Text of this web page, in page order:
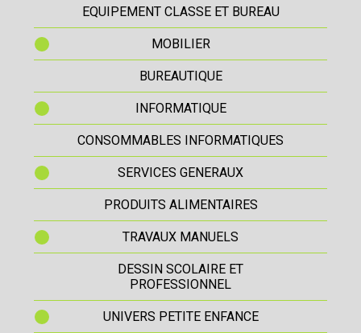
EQUIPEMENT CLASSE ET BUREAU
MOBILIER
BUREAUTIQUE
INFORMATIQUE
CONSOMMABLES INFORMATIQUES
SERVICES GENERAUX
PRODUITS ALIMENTAIRES
TRAVAUX MANUELS
DESSIN SCOLAIRE ET
PROFESSIONNEL
UNIVERS PETITE ENFANCE